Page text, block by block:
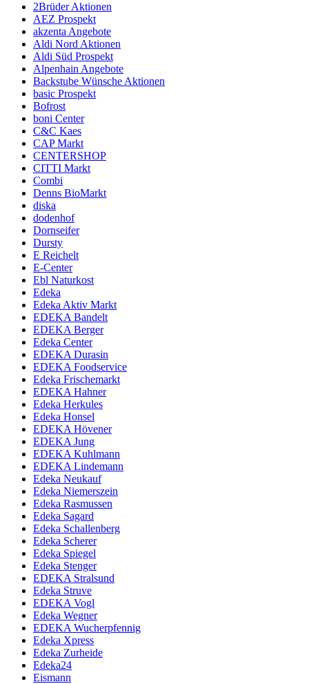
2Brüder Aktionen
AEZ Prospekt
akzenta Angebote
Aldi Nord Aktionen
Aldi Süd Prospekt
Alpenhain Angebote
Backstube Wünsche Aktionen
basic Prospekt
Bofrost
boni Center
C&C Kaes
CAP Markt
CENTERSHOP
CITTI Markt
Combi
Denns BioMarkt
diska
dodenhof
Dornseifer
Dursty
E Reichelt
E-Center
Ebl Naturkost
Edeka
Edeka Aktiv Markt
EDEKA Bandelt
EDEKA Berger
Edeka Center
EDEKA Durasin
EDEKA Foodservice
Edeka Frischemarkt
EDEKA Hahner
Edeka Herkules
Edeka Honsel
EDEKA Hövener
EDEKA Jung
EDEKA Kuhlmann
EDEKA Lindemann
Edeka Neukauf
Edeka Niemerszein
Edeka Rasmussen
Edeka Sagard
Edeka Schallenberg
Edeka Scherer
Edeka Spiegel
Edeka Stenger
EDEKA Stralsund
Edeka Struve
EDEKA Vogl
Edeka Wegner
EDEKA Wucherpfennig
Edeka Xpress
Edeka Zurheide
Edeka24
Eismann